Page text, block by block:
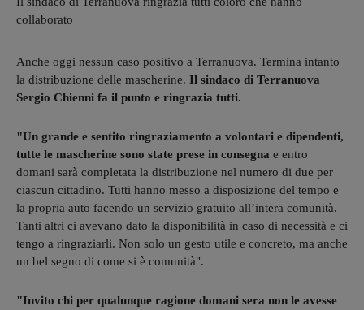
collaborato
Anche oggi nessun caso positivo a Terranuova. Termina intanto
la distribuzione delle mascherine. Il sindaco di Terranuova
Sergio Chienni fa il punto e ringrazia tutti.
"Un grande e sentito ringraziamento a volontari e dipendenti,
tutte le mascherine sono state prese in consegna e entro
domani sarà completata la distribuzione nel numero di due per
ciascun cittadino. Tutti hanno messo a disposizione del tempo e
la propria auto facendo un servizio gratuito all’intera comunità.
Tanti altri ci avevano dato la disponibilità in caso di necessità e ci
tengo a ringraziarli. Non solo un gesto utile e concreto, ma anche
un bel segno di come si è comunità".
"Invito chi per qualunque ragione domani sera non le avesse